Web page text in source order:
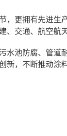
，更拥有先进生
交通、航空航
水池防腐、管道
新，不断推动涂